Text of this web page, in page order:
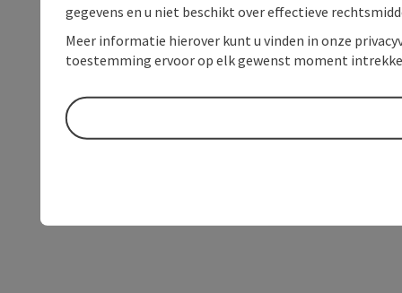
gegevens en u niet beschikt over effectieve
Meer informatie hierover kunt u vinden in onze
toestemming ervoor op elk gewenst moment